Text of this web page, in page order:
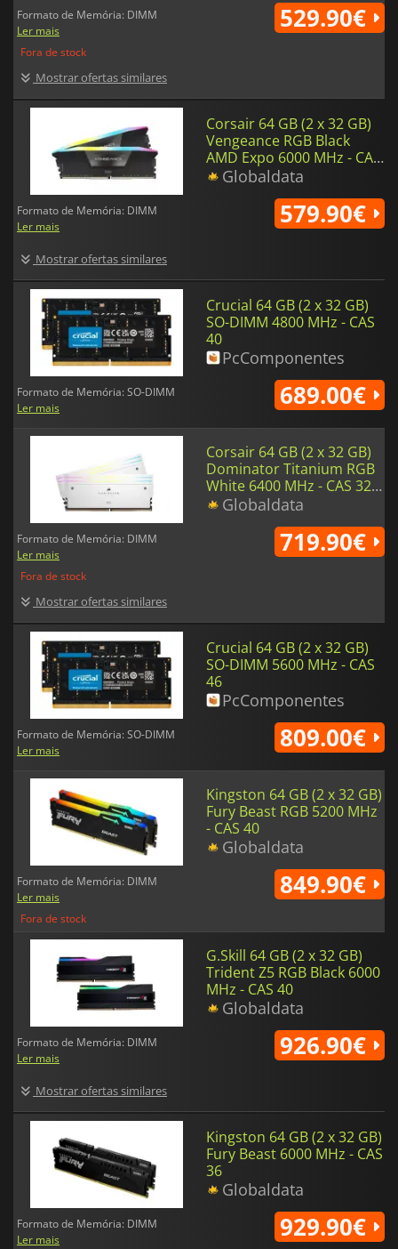
Formato de Memória: DIMM
Ler mais
Fora de stock
Mostrar ofertas similares
529.90€
Corsair 64 GB (2 x 32 GB)
Vengeance RGB Black
AMD Expo 6000 MHz - CAS
30 Globaldata
Formato de Memória: DIMM
Ler mais
Mostrar ofertas similares
579.90€
Crucial 64 GB (2 x 32 GB)
SO-DIMM 4800 MHz - CAS
40
PcComponentes
Formato de Memória: SO-DIMM
Ler mais
689.00€
Corsair 64 GB (2 x 32 GB)
Dominator Titanium RGB
White 6400 MHz - CAS 32 -
1.4VGlobaldata
Formato de Memória: DIMM
Ler mais
Fora de stock
Mostrar ofertas similares
719.90€
Crucial 64 GB (2 x 32 GB)
SO-DIMM 5600 MHz - CAS
46
PcComponentes
Formato de Memória: SO-DIMM
Ler mais
809.00€
Kingston 64 GB (2 x 32 GB)
Fury Beast RGB 5200 MHz
- CAS 40
Globaldata
Formato de Memória: DIMM
Ler mais
Fora de stock
849.90€
G.Skill 64 GB (2 x 32 GB)
Trident Z5 RGB Black 6000
MHz - CAS 40
Globaldata
Formato de Memória: DIMM
Ler mais
Mostrar ofertas similares
926.90€
Kingston 64 GB (2 x 32 GB)
Fury Beast 6000 MHz - CAS
36
Globaldata
Formato de Memória: DIMM
Ler mais
929.90€